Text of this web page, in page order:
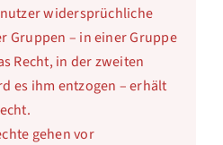
widersprüchliche
Gruppen – in einer Gruppe
Recht, in der zweiten
es ihm entzogen – erhält
gehen vor